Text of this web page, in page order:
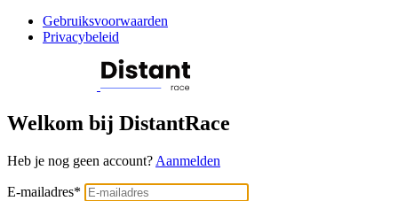
Gebruiksvoorwaarden
Privacybeleid
Welkom bij DistantRace
Heb je nog geen account? Aanmelden
E-mailadres*